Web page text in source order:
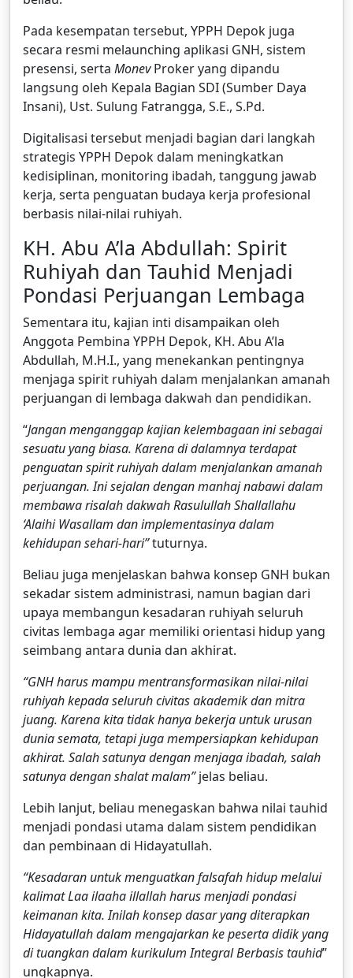
Pada kesempatan tersebut, YPPH Depok juga
secara resmi melaunching aplikasi GNH, sistem
presensi, serta MonevProker yang dipandu
langsung oleh Kepala Bagian SDI (Sumber Daya
Insani), Ust. Sulung Fatrangga, S.E., S.Pd.
Digitalisasi tersebut menjadi bagian dari langkah
strategis YPPH Depok dalam meningkatkan
kedisiplinan, monitoring ibadah, tanggung jawab
kerja, serta penguatan budaya kerja profesional
berbasis nilai-nilai ruhiyah.
KH. Abu A’la Abdullah: Spirit
Ruhiyah dan Tauhid Menjadi
Pondasi Perjuangan Lembaga
Sementara itu, kajian inti disampaikan oleh
Anggota Pembina YPPH Depok, KH. Abu A’la
Abdullah, M.H.I., yang menekankan pentingnya
menjaga spirit ruhiyah dalam menjalankan amanah
perjuangan di lembaga dakwah dan pendidikan.
“Jangan menganggap kajian kelembagaan ini sebagai
sesuatu yang biasa. Karena di dalamnya terdapat
penguatan spirit ruhiyah dalam menjalankan amanah
perjuangan. Ini sejalan dengan manhaj nabawi dalam
membawa risalah dakwah Rasulullah Shallallahu
‘Alaihi Wasallam dan implementasinya dalam
kehidupan sehari-hari”tuturnya.
Beliau juga menjelaskan bahwa konsep GNH bukan
sekadar sistem administrasi, namun bagian dari
upaya membangun kesadaran ruhiyah seluruh
civitas lembaga agar memiliki orientasi hidup yang
seimbang antara dunia dan akhirat.
“GNH harus mampu mentransformasikan nilai-nilai
ruhiyah kepada seluruh civitas akademik dan mitra
juang. Karena kita tidak hanya bekerja untuk urusan
dunia semata, tetapi juga mempersiapkan kehidupan
akhirat. Salah satunya dengan menjaga ibadah, salah
satunya dengan shalat malam”jelas beliau.
Lebih lanjut, beliau menegaskan bahwa nilai tauhid
menjadi pondasi utama dalam sistem pendidikan
dan pembinaan di Hidayatullah.
“Kesadaran untuk menguatkan falsafah hidup melalui
kalimat Laa ilaaha illallah harus menjadi pondasi
keimanan kita. Inilah konsep dasar yang diterapkan
Hidayatullah dalam mengajarkan ke peserta didik yang
di tuangkan dalam kurikulum Integral Berbasis tauhid”
ungkapnya.